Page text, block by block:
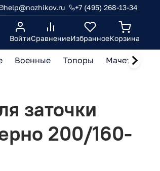
help@nozhikov.ru +7 (495) 268-13-34
ВойтиСравнениеИзбранноеКорзина
Военные Топоры Мачете,
заточки
200/160-